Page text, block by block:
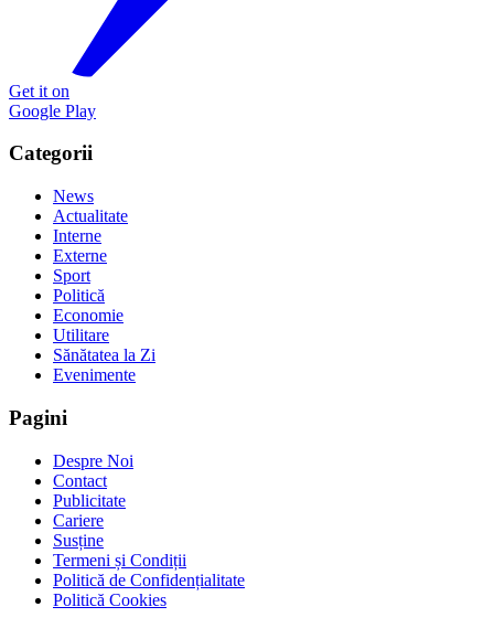
Get it on
Google Play
Categorii
News
Actualitate
Interne
Externe
Sport
Politică
Economie
Utilitare
Sănătatea la Zi
Evenimente
Pagini
Despre Noi
Contact
Publicitate
Cariere
Susține
Termeni și Condiții
Politică de Confidențialitate
Politică Cookies